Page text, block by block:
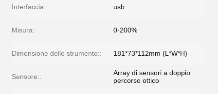
Interfaccia:: usb
Misura: 0-200%
Dimensione dello strumento:: 181*73*112mm (L*W*H)
Sensore::
Array di sensori a doppio
percorso ottico